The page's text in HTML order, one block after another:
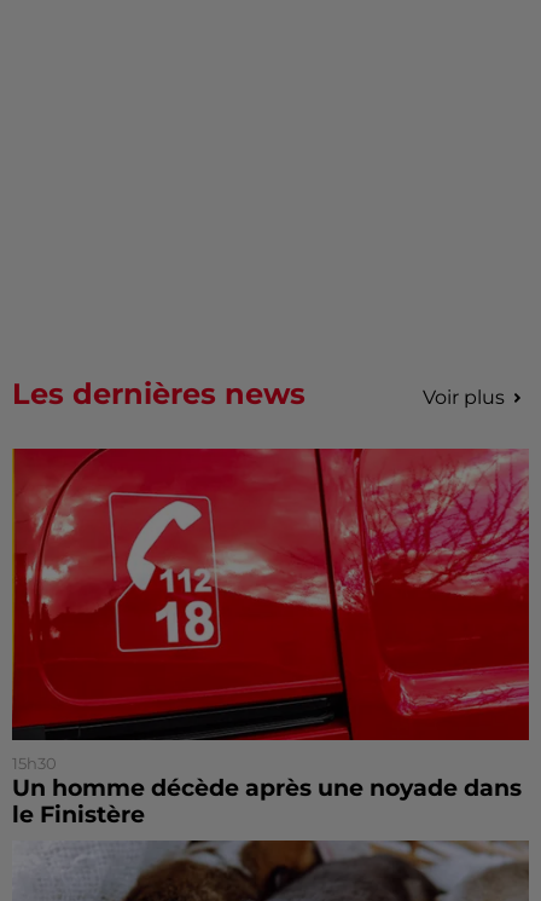
Les dernières news Voir plus
15h30
Un homme décède après une noyade dans
le Finistère